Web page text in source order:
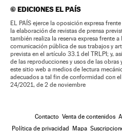
©EDICIONES EL PAÍS
EL PAÍS ejerce la oposición expresa
la elaboración de revistas de prensa
también realiza la reserva expresa frente
comunicación pública de sus trabajos y
prevista en el artículo 33.1 del TRLPI; y,
de las reproducciones y usos de las
este sitio web a medios de lectura
adecuados a tal fin de conformidad con
24/2021, de 2 de noviembre
Contacto Venta de contenidos
Política de privacidad
Mapa